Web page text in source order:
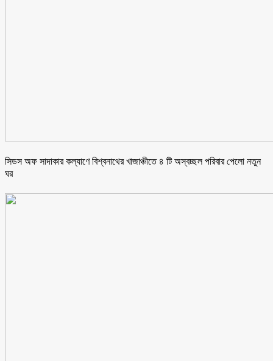
সিডস অফ সাদাকার কল্যাণে বিশ্বনাথের খাজাঞ্চীতে ৪ টি অস্বচ্ছল পরিবার পেলো নতুন
ঘর